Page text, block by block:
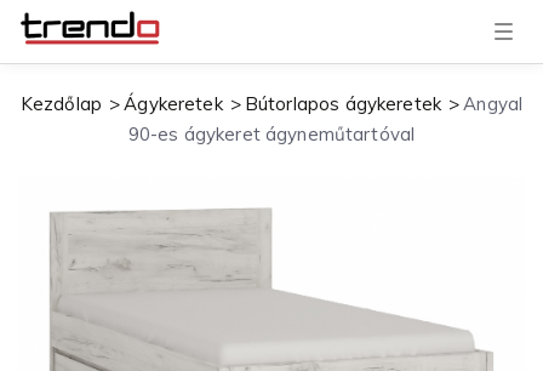
T
g
l
Kezdőlap Ágykeretek Bútorlapos ágykeretek
Angyal
90-es ágykeret ágyneműtartóval